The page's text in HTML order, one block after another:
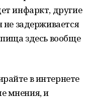
инфаркт, другие
задерживается
здесь вообще
в интернете
мнения, и